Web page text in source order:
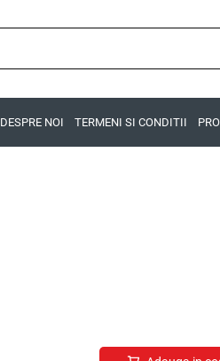
DESPRE NOI TERMENI SI CONDITII